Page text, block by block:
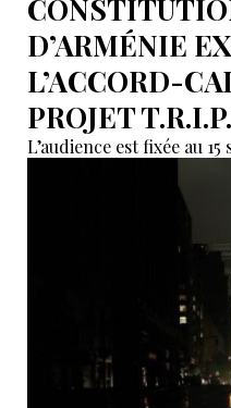
D’ARMÉNIE
L’ACCORD-
PROJET
L’audience est fixée au